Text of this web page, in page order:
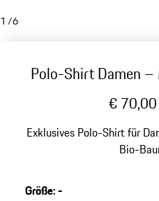
1 /6
Polo-Shirt Damen
€ 70,00
Exklusives Polo-Shirt für
Bio-
Größe:-